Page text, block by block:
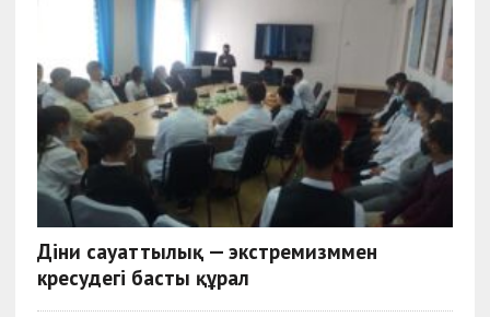
Діни сауаттылық — экстремизммен
күресудегі басты құрал